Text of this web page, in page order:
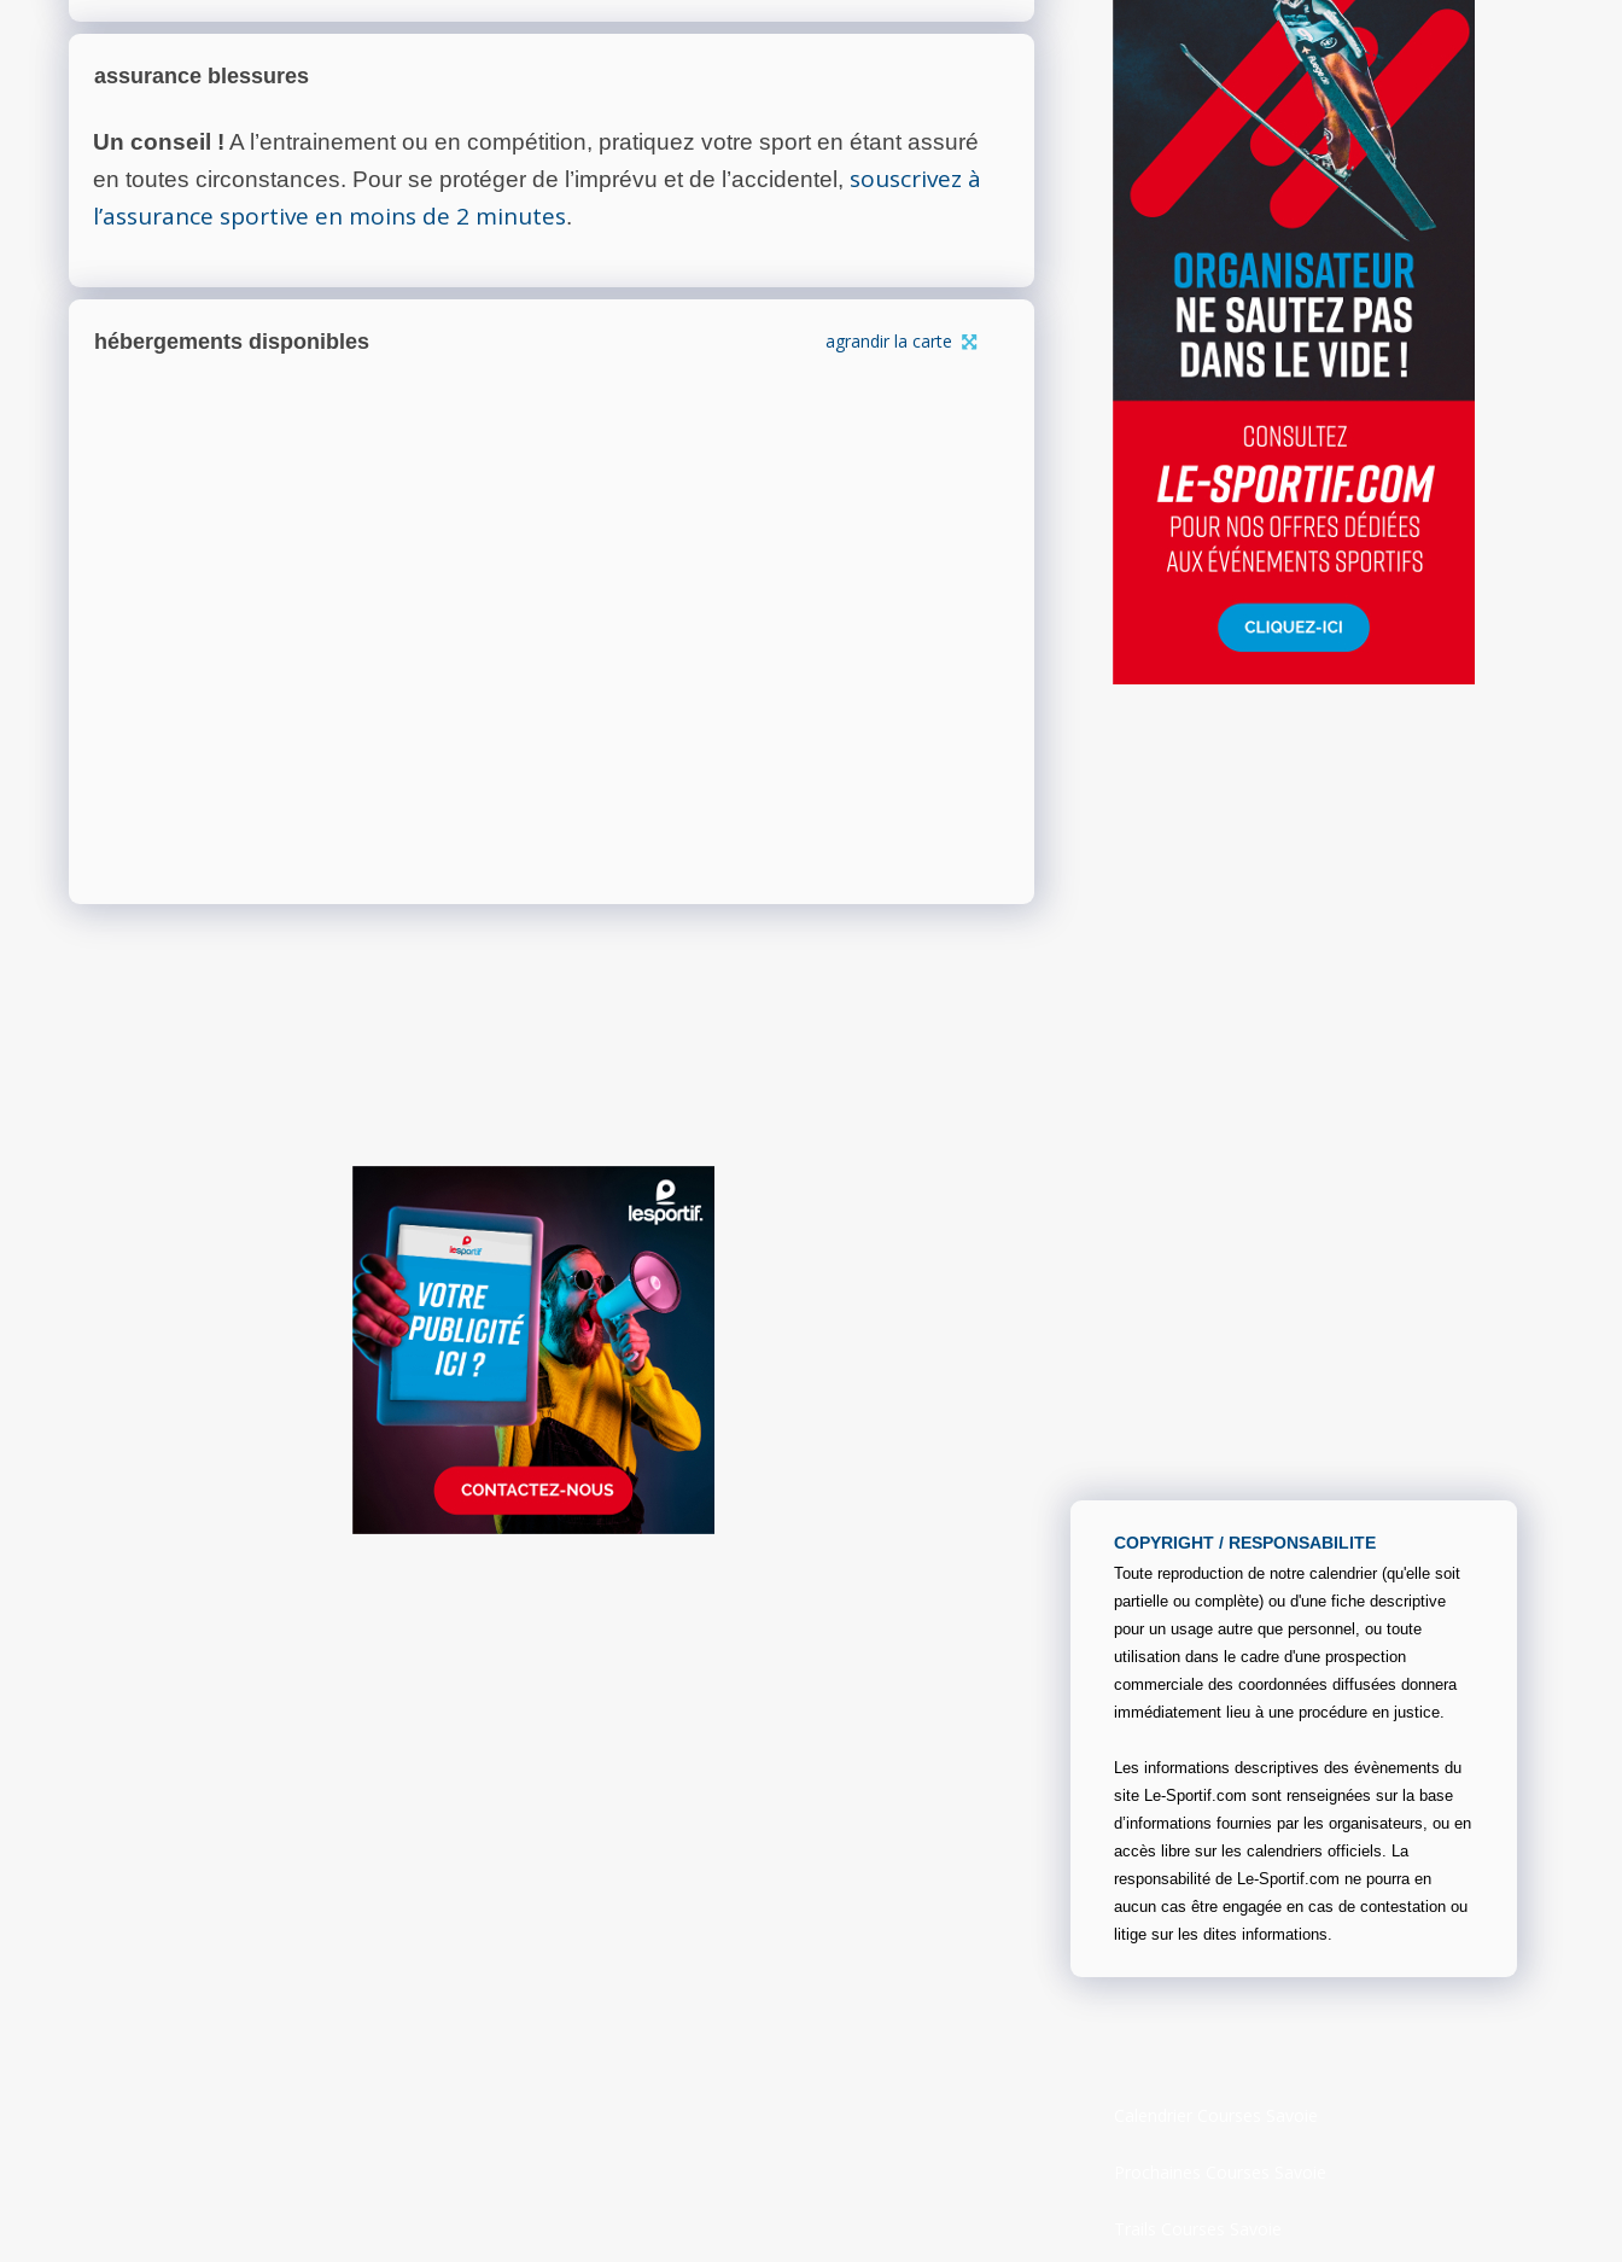
assurance blessures
Un conseil ! A l’entrainement ou en compétition, pratiquez votre sport en étant assuré
en toutes circonstances. Pour se protéger de l’imprévu et de l’accidentel, souscrivez à
l’assurance sportive en moins de 2 minutes.
hébergements disponibles agrandir la carte
COPYRIGHT / RESPONSABILITE
Toute reproduction de notre calendrier (qu'elle soit
partielle ou complète) ou d'une fiche descriptive
pour un usage autre que personnel, ou toute
utilisation dans le cadre d'une prospection
commerciale des coordonnées diffusées donnera
immédiatement lieu à une procédure en justice.
Les informations descriptives des évènements du
site Le-Sportif.com sont renseignées sur la base
d’informations fournies par les organisateurs, ou en
accès libre sur les calendriers officiels. La
responsabilité de Le-Sportif.com ne pourra en
aucun cas être engagée en cas de contestation ou
litige sur les dites informations.